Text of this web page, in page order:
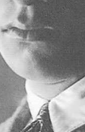
son dönem öyküleri
hikayesinde ve bu